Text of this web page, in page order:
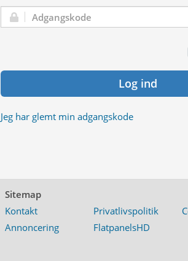
Adgangskode:
Log ind
Jeg har glemt min adgangskode
Sitemap
Kontakt
Privatlivspolitik
Annoncering
FlatpanelsHD